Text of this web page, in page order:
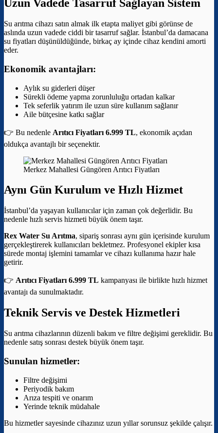
Uzun Vadede Tasarruf Sağlayan Sistem
Su arıtma cihazı satın almak ilk etapta maliyet gibi görünse de
aslında uzun vadede ciddi bir tasarruf sağlar. İstanbul’da damacana
su fiyatları düşünüldüğünde, birkaç ay içinde cihaz kendini amorti
eder.
Ekonomik avantajları:
Aylık su giderleri düşer
Sürekli ödeme yapma zorunluluğu ortadan kalkar
Tek seferlik yatırım ile uzun süre kullanım sağlanır
Aile bütçesine katkı sağlar
👉 Bu nedenle Arıtıcı Fiyatları 6.999 TL, ekonomik açıdan
oldukça avantajlı bir seçenektir.
Merkez Mahallesi Güngören Arıtıcı Fiyatları
Aynı Gün Kurulum ve Hızlı Hizmet
İstanbul’da yaşayan kullanıcılar için zaman çok değerlidir. Bu
nedenle hızlı servis hizmeti büyük önem taşır.
Rex Water Su Arıtma, sipariş sonrası aynı gün içerisinde kurulum
gerçekleştirerek kullanıcıları bekletmez. Profesyonel ekipler kısa
sürede montaj işlemini tamamlar ve cihazı kullanıma hazır hale
getirir.
👉 Arıtıcı Fiyatları 6.999 TL kampanyası ile birlikte hızlı hizmet
avantajı da sunulmaktadır.
Teknik Servis ve Destek Hizmetleri
Su arıtma cihazlarının düzenli bakım ve filtre değişimi gereklidir. Bu
nedenle satış sonrası destek büyük önem taşır.
Sunulan hizmetler:
Filtre değişimi
Periyodik bakım
Arıza tespiti ve onarım
Yerinde teknik müdahale
Bu hizmetler sayesinde cihazınız uzun yıllar sorunsuz şekilde çalışır.